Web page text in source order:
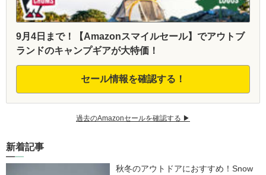
9月4日まで！【Amazonスマイルセール】でアウトブ
ランドのキャンプギアが大特価！
セール情報を確認する！
過去のAmazonセールを確認する ▶︎
新着記事
秋冬のアウトドアにおすすめ！Snow